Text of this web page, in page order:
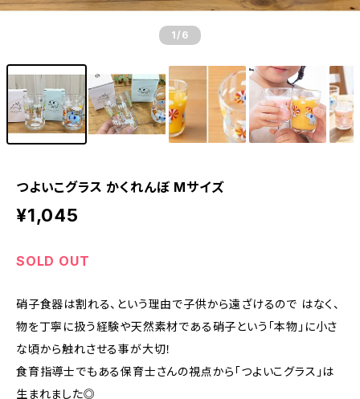
1 /6
つよいこグラス かくれんぼ Mサイズ
¥1,045
SOLD OUT
硝子食器は割れる、という理由で子供から遠ざけるので はなく、
物を丁寧に扱う経験や天然素材である硝子という「本物」に小さ
な頃から触れさせる事が大切！
食育指導士でもある保育士さんの視点から「つよいこグラス」は
生まれました◎